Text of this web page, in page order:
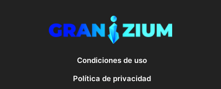
Condiciones de uso
Política de privacidad